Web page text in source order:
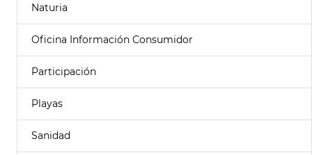
Naturia
Oficina Información Consumidor
Participación
Playas
Sanidad